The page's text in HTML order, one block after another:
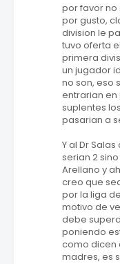
por favor no
por gusto,
division le
tuvo oferta
primera
un jugador
no son, eso
entrarian en
suplentes
pasarian a
Y al Dr
serian 2
Arellano y
creo que
por la liga
motivo de
debe
poniendo
como dicen
madres, es